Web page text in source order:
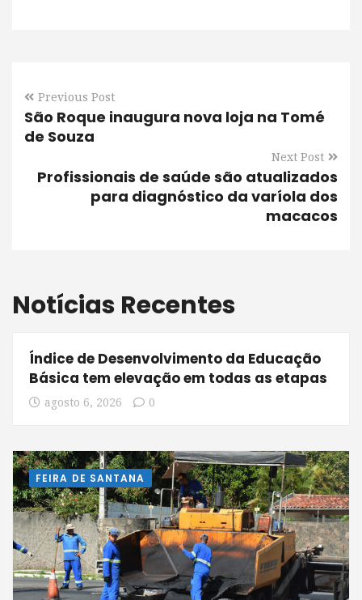
Previous Post
São Roque inaugura nova loja na Tomé
de Souza
Next Post
Profissionais de saúde são atualizados
para diagnóstico da varíola dos
macacos
Notícias Recentes
Índice de Desenvolvimento da Educação
Básica tem elevação em todas as etapas
agosto 6, 2026 0
FEIRA DE SANTANA